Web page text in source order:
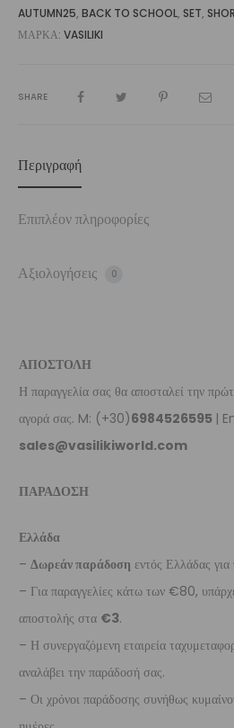
AUTUMN25, BACK TO SCHOOL, SET,
ΜΆΡΚΑ: VASILIKI
SHARE
Περιγραφή
Επιπλέον πληροφορίες
Αξιολογήσεις 0
ΑΠΟΣΤΟΛΗ
Η παραγγελία σας θα αποσταλεί την
αγορά σας. M: (+30)6984526595 |
sales@vasilikiworld.com
ΠΑΡΑΔΟΣΗ
Ελλάδα
– Δωρεάν παράδοση εντός Ελλάδας για
– Για παραγγελίες κάτω των €80,
αποστολής στα €3.
– Η συνεργαζόμενη εταιρεία
αναλάβει την παράδοσή σας.
– Οι χρόνοι παράδοσης συνήθως